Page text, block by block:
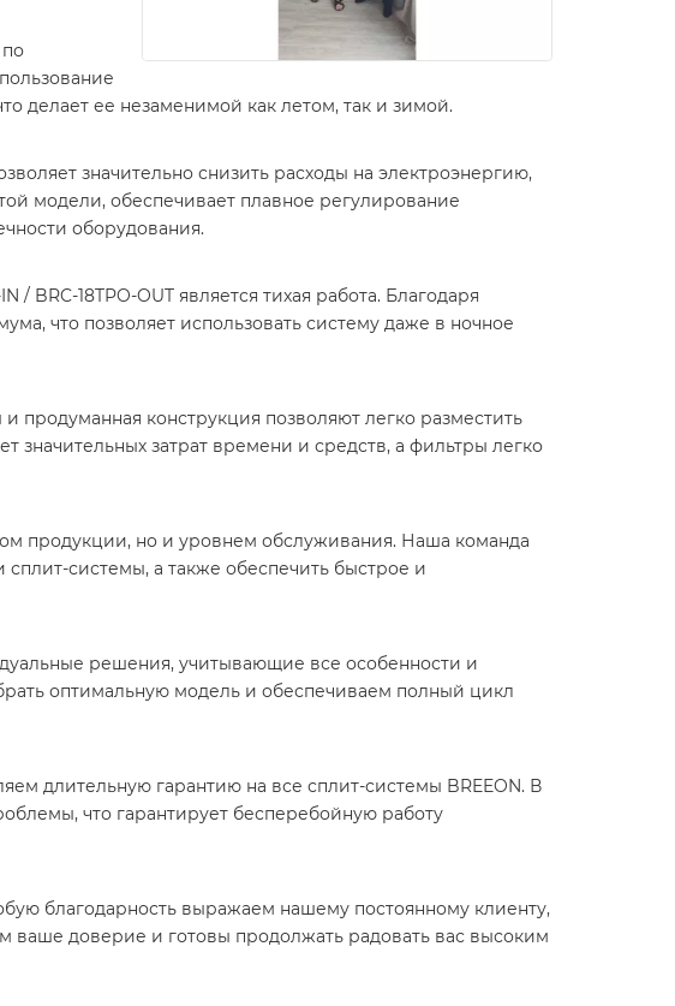
делает ее незаменимой как летом, так и зимой.
значительно снизить расходы на электроэнергию,
модели, обеспечивает плавное регулирование
оборудования.
BRC-18TPO-OUT является тихая работа. Благодаря
что позволяет использовать систему даже в ночное
продуманная конструкция позволяют легко разместить
значительных затрат времени и средств, а фильтры легко
продукции, но и уровнем обслуживания. Наша команда
системы, а также обеспечить быстрое и
решения, учитывающие все особенности и
оптимальную модель и обеспечиваем полный цикл
длительную гарантию на все сплит-системы BREEON. В
что гарантирует бесперебойную работу
благодарность выражаем нашему постоянному клиенту,
ваше доверие и готовы продолжать радовать вас высоким